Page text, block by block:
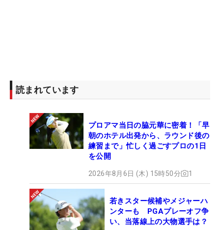
読まれています
プロアマ当日の脇元華に密着！「早
朝のホテル出発から、ラウンド後の
練習まで」忙しく過ごすプロの1日
を公開
2026年8月6日 (木) 15時50分 1
若きスター候補やメジャーハ
ンターも PGAプレーオフ争
い、当落線上の大物選手は？